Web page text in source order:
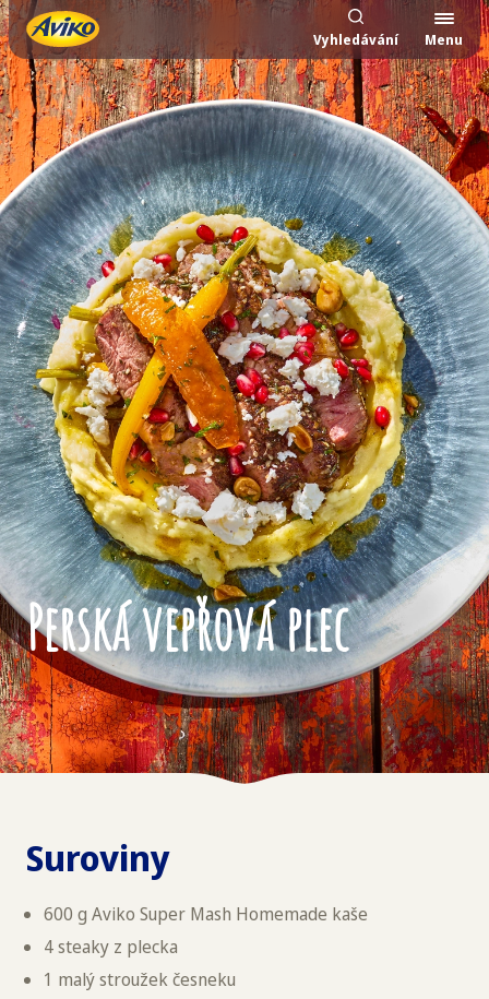
Vyhledávání Menu
Perská vepřová plec
Suroviny
600 g Aviko Super Mash Homemade kaše
4 steaky z plecka
1 malý stroužek česneku